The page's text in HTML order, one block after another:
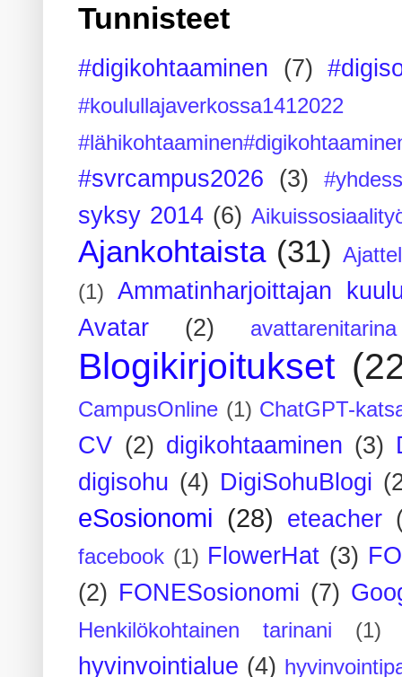
Tunnisteet
#digikohtaaminen (7)
#koulullajaverkossa1412022
#svrcampus2026 (3)
syksy 2014 (6)
Ajankohtaista (31)
(1)
Ammatinharjoittajan
Avatar
(2) avattarenitarina
Blogikirjoitukset
CampusOnline (1) ChatGPT-
CV (2) digikohtaaminen (3)
digisohu (4) DigiSohuBlogi
eSosionomi (28) eteacher
facebook (1) FlowerHat (3)
(2) FONESosionomi (7)
Henkilökohtainen tarinani (1)
hyvinvointialue (4)